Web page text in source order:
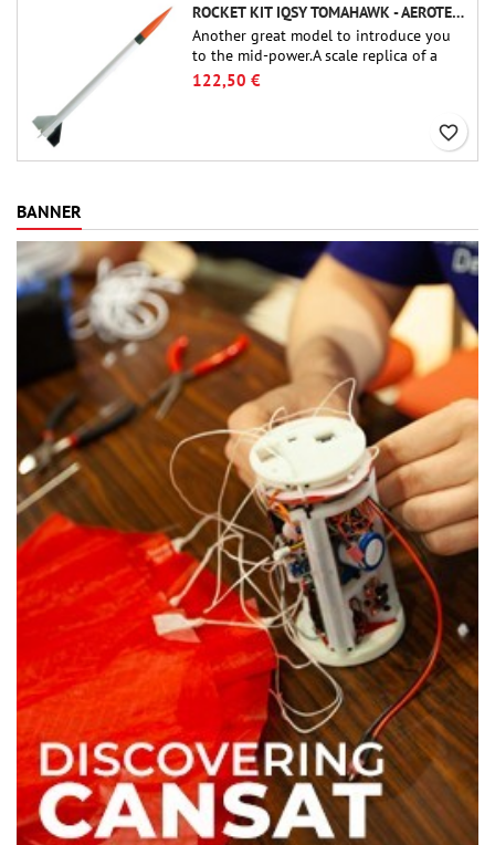
ROCKET KIT IQSY TOMAHAWK - AEROTECH
Another great model to introduce you
to the mid-power.A scale replica of a
famous sounding rocket, small in size
and peefect to move to higher-level kits.
122,50 €
favorite_border
BANNER